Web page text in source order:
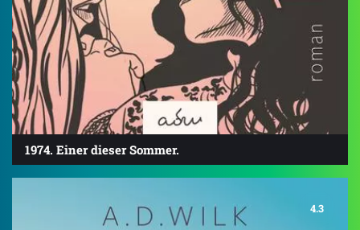
1974. Einer dieser Sommer.
4.3